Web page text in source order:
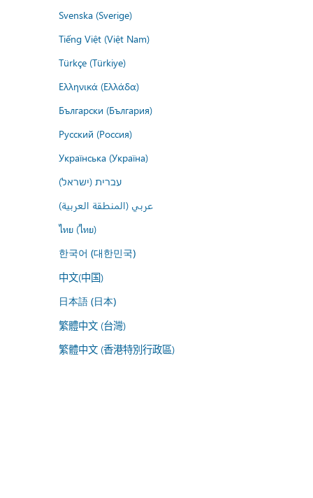
Svenska (Sverige)
Tiếng Việt (Việt Nam)
Türkçe (Türkiye)
Ελληνικά (Ελλάδα)
Български (България)
Русский (Россия)
Українська (Україна)
עברית (ישראל)
عربي (المنطقة العربية)
ไทย (ไทย)
한국어 (대한민국)
中文(中国)
日本語 (日本)
繁體中文 (台灣)
繁體中文 (香港特別行政區)